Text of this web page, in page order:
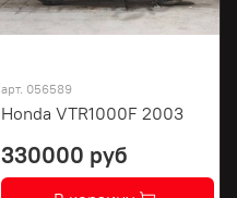
арт. 056589
Honda VTR1000F 2003
330000 руб